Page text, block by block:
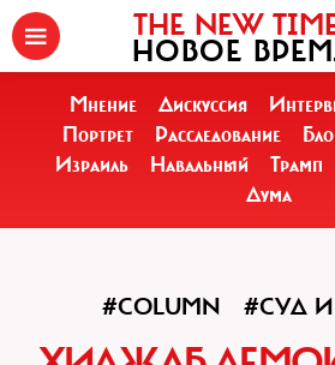
THE NEW
НОВОЕ
Мнение Дискуссия
Портрет
Расследование
Израиль
Навальный Трамп
Дума
#COLUMN #СУД